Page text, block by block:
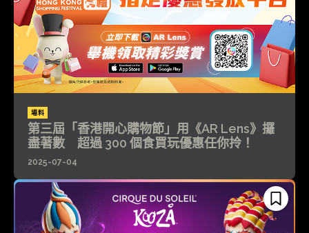
場料
第三屆「香港開心購物節」用《AR Lens》攞
盡著數 超過 300 個食買玩優惠任你拎！
2025-07-04